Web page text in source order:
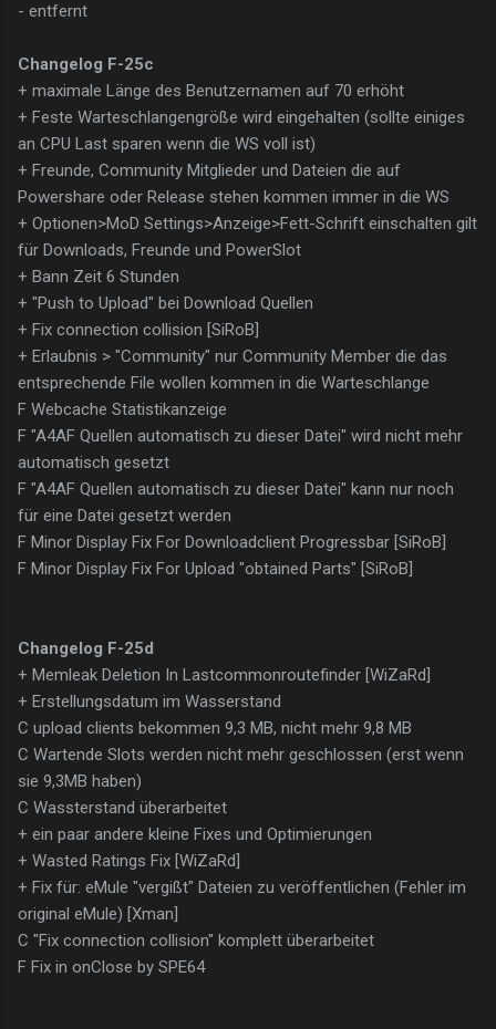
- entfernt
Changelog F-25c
+ maximale Länge des Benutzernamen auf 70 erhöht
+ Feste Warteschlangengröße wird eingehalten (sollte einiges
an CPU Last sparen wenn die WS voll ist)
+ Freunde, Community Mitglieder und Dateien die auf
Powershare oder Release stehen kommen immer in die WS
+ Optionen>MoD Settings>Anzeige>Fett-Schrift einschalten gilt
für Downloads, Freunde und PowerSlot
+ Bann Zeit 6 Stunden
+ "Push to Upload" bei Download Quellen
+ Fix connection collision [SiRoB]
+ Erlaubnis > "Community" nur Community Member die das
entsprechende File wollen kommen in die Warteschlange
F Webcache Statistikanzeige
F "A4AF Quellen automatisch zu dieser Datei" wird nicht mehr
automatisch gesetzt
F "A4AF Quellen automatisch zu dieser Datei" kann nur noch
für eine Datei gesetzt werden
F Minor Display Fix For Downloadclient Progressbar [SiRoB]
F Minor Display Fix For Upload "obtained Parts" [SiRoB]
Changelog F-25d
+ Memleak Deletion In Lastcommonroutefinder [WiZaRd]
+ Erstellungsdatum im Wasserstand
C upload clients bekommen 9,3 MB, nicht mehr 9,8 MB
C Wartende Slots werden nicht mehr geschlossen (erst wenn
sie 9,3MB haben)
C Wassterstand überarbeitet
+ ein paar andere kleine Fixes und Optimierungen
+ Wasted Ratings Fix [WiZaRd]
+ Fix für: eMule "vergißt" Dateien zu veröffentlichen (Fehler im
original eMule) [Xman]
C "Fix connection collision" komplett überarbeitet
F Fix in onClose by SPE64